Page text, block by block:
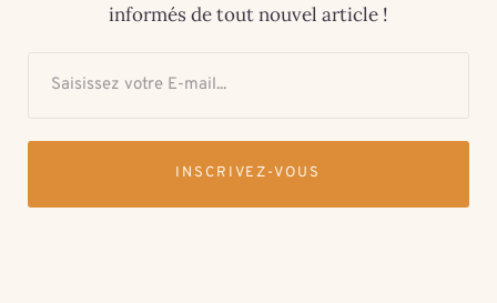
informés de tout nouvel article !
INSCRIVEZ-VOUS